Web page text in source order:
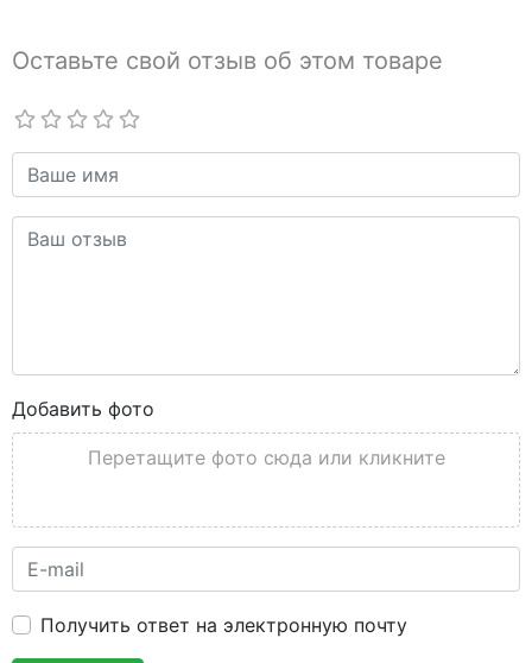
Оставьте свой отзыв об этом товаре
Добавить фото
Перетащите фото сюда или кликните
Получить ответ на электронную почту